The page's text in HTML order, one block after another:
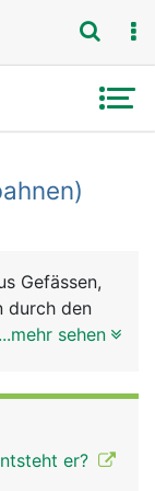
Gefässen,
durch den
drei wichtige
Blutgefässen
...mehr sehen
er?